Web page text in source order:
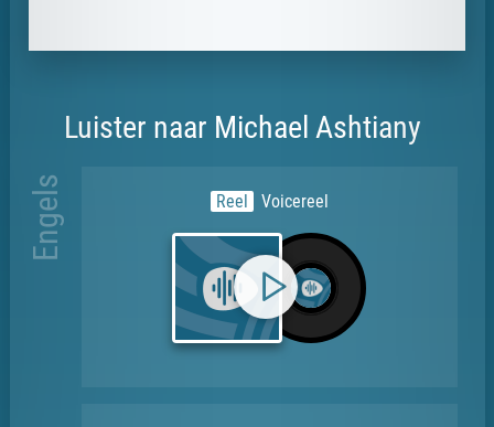
Luister naar Michael Ashtiany
Engels Reel Voicereel